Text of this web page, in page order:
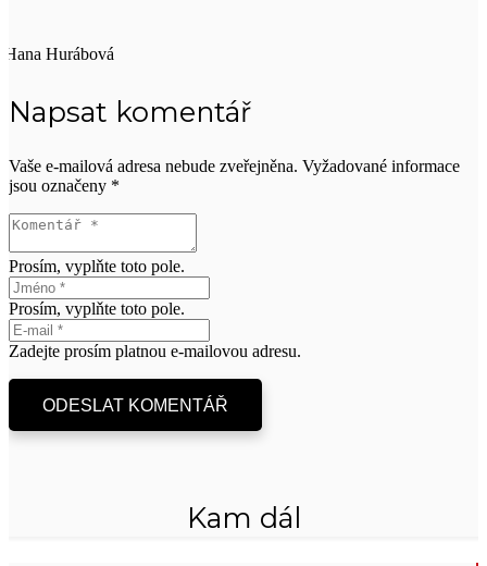
Hana Hurábová
Napsat komentář
Vaše e-mailová adresa nebude zveřejněna. Vyžadované informace
jsou označeny *
Prosím, vyplňte toto pole.
Prosím, vyplňte toto pole.
Zadejte prosím platnou e-mailovou adresu.
ODESLAT KOMENTÁŘ
Kam dál